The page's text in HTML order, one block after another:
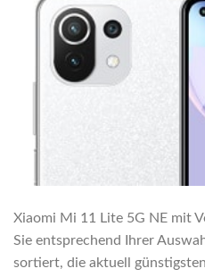
Xiaomi Mi 11 Lite 5G NE mit
Sie entsprechend Ihrer
sortiert, die aktuell